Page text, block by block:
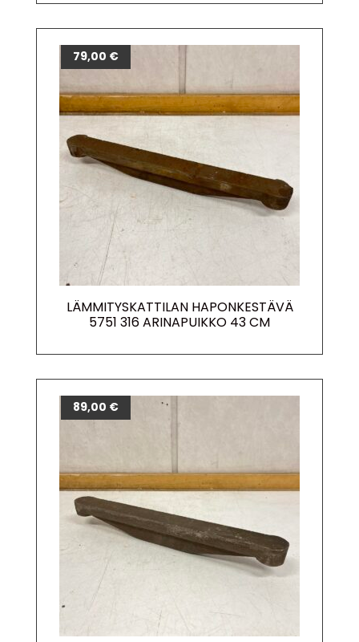
LÄMMITYSKATTILAN HAPONKESTÄVÄ
5751 316 ARINAPUIKKO 43 CM
79,00 €
89,00 €